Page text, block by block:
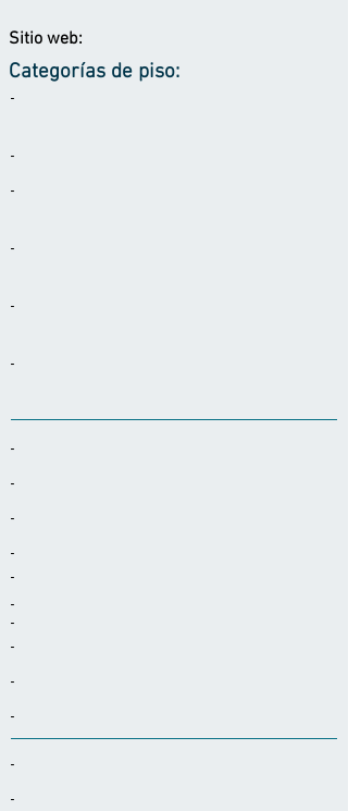
Sitio web:
Categorías de piso:
-
-
-
-
-
-
-
-
-
-
-
-
-
-
-
-
-
-